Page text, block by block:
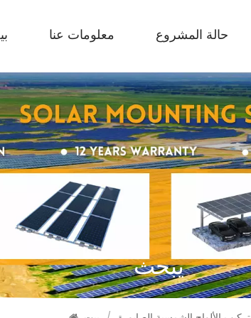
معلومات عنا حالة المشروع
يبحث